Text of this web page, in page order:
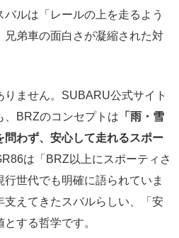
ルは「レールの上を走るよう
兄弟車の面白さが凝縮された対
りません。SUBARU公式サイト
、BRZのコンセプトは 「雨・雪
問わず、安心して走れるスポー
は「BRZ以上にスポーティさ
世代でも明確に語られていま
支えてきたスバルらしい、「安
する哲学です。